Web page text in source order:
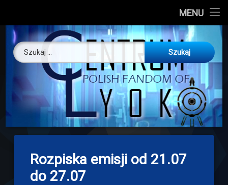
MENU
About us
O nas
Artykuły
Discord
Drogowskaz
Download
Skip
content
Centrum
Szukaj:
Rozpiska emisji od 21.07
do 27.07